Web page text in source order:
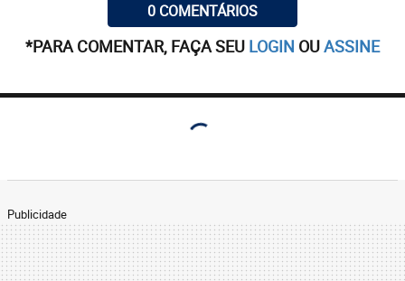
0 COMENTÁRIOS
*PARA COMENTAR, FAÇA SEU LOGIN OUASSINE
Publicidade